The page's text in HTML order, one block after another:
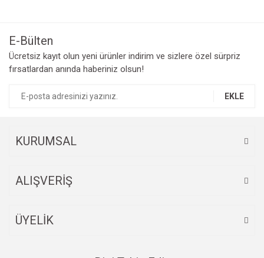
E-Bülten
Ücretsiz kayıt olun yeni ürünler indirim ve sizlere özel sürpriz
fırsatlardan anında haberiniz olsun!
EKLE
KURUMSAL
ALIŞVERİŞ
ÜYELİK